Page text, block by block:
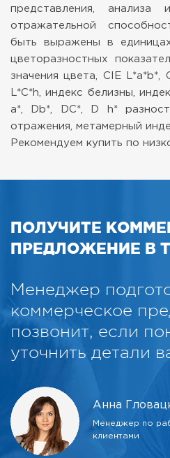
представления,
отражательной
быть выражены в
цветоразностных
значения цвета, CIE
L*C*h, индекс белизны,
a*, Db*, DC*, D h*
отражения, метамерный
Рекомендуем купить по
ПОЛУЧИТЕ
ПРЕДЛОЖЕНИЕ В
Менеджер
коммерческое
позвонит, если
уточнить детали
Анна
Менеджер по
клиентами